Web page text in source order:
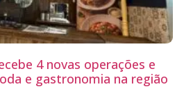
4 novas operações e
e gastronomia na região